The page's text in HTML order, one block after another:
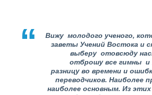
Вижу молодого ученого,
заветы Учений Востока и
выберу отовсюду
отброшу все гимны и
разницу во времени и
переводчиков. Наиболее
наиболее основным. Из